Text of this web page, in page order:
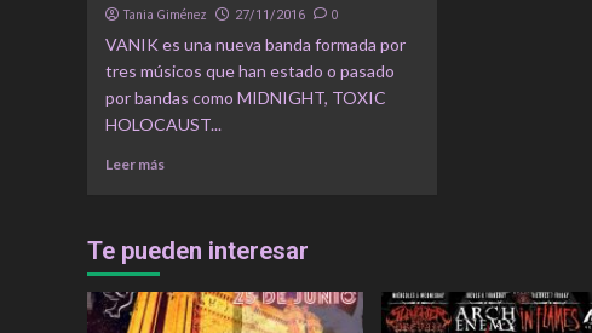
Tania Giménez 27/11/2016 0
VANIK es una nueva banda formada por
tres músicos que han estado o pasado
por bandas como MIDNIGHT, TOXIC
HOLOCAUST...
Leer más
Te pueden interesar